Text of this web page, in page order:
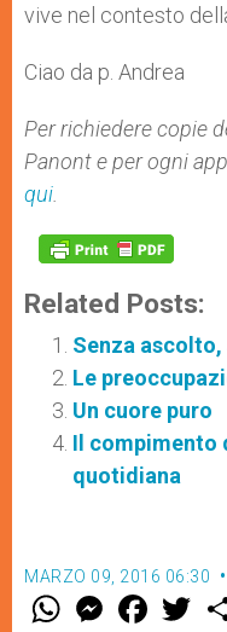
vive nel contesto
Ciao da p. Andrea
Per richiedere copie
Panont e per ogni
qui
Related Posts:
Senza
Le
Un cuore puro
Il compimento
quotidiana
MARZO 09, 2016 06:30
W M
e
F
a w